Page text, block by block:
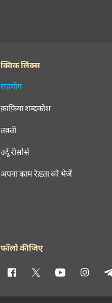
क्विक लिंक्स
सहयोग
क़ाफ़िया शब्दकोश
तक़्ती
उर्दू रीसोर्स
अपना काम रेख़्ता को भेजें
फॉलो कीजिए